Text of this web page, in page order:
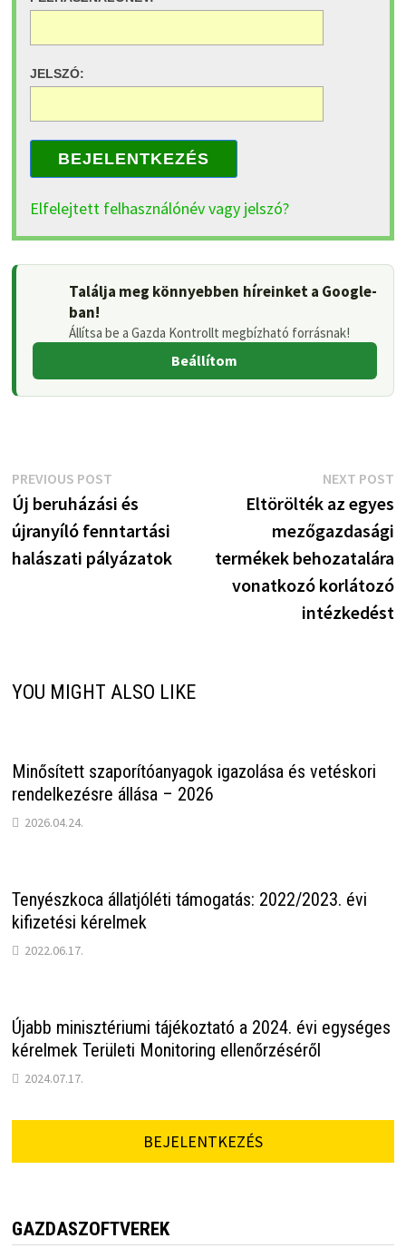
JELSZÓ:
BEJELENTKEZÉS
Elfelejtett felhasználónév vagy jelszó?
Találja meg könnyebben híreinket a Google-
ban!
Állítsa be a Gazda Kontrollt megbízható forrásnak!
Beállítom
Bejegyzés
navigáció
PREVIOUS POSTPrevious
post:
Új beruházási és
újranyíló fenntartási
halászati pályázatok
NEXT POST
Eltörölték az egyes
mezőgazdasági
termékek behozatalára
vonatkozó korlátozó
intézkedést
YOU MIGHT ALSO LIKE
Minősített szaporítóanyagok igazolása és vetéskori
rendelkezésre állása – 2026
2026.04.24.
Tenyészkoca állatjóléti támogatás: 2022/2023. évi
kifizetési kérelmek
2022.06.17.
Újabb minisztériumi tájékoztató a 2024. évi egységes
kérelmek Területi Monitoring ellenőrzéséről
2024.07.17.
BEJELENTKEZÉS
GAZDASZOFTVEREK